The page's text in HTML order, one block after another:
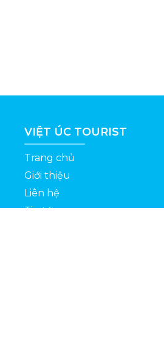
VIỆT ÚC TOURIST
Trang chủ
Giới thiệu
Liên hệ
Tin tức